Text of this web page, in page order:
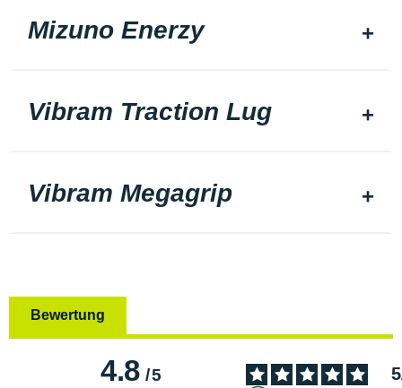
Mizuno Enerzy
Vibram Traction Lug
Vibram Megagrip
Bewertung
4.8/5 5